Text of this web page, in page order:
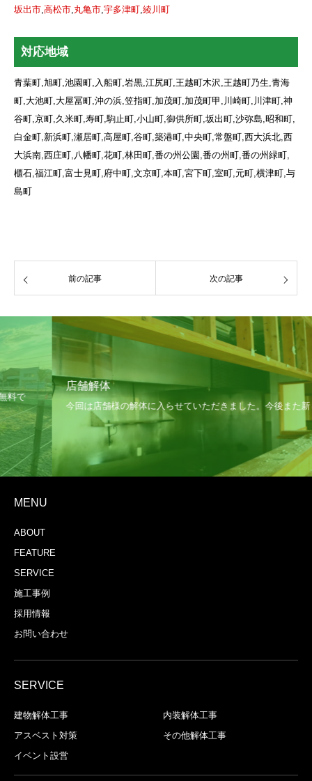
坂出市,高松市,丸亀市,宇多津町,綾川町
対応地域
青葉町,旭町,池園町,入船町,岩黒,江尻町,王越町木沢,王越町乃生,青海
町,大池町,大屋冨町,沖の浜,笠指町,加茂町,加茂町甲,川崎町,川津町,神
谷町,京町,久米町,寿町,駒止町,小山町,御供所町,坂出町,沙弥島,昭和町,
白金町,新浜町,瀬居町,高屋町,谷町,築港町,中央町,常盤町,西大浜北,西
大浜南,西庄町,八幡町,花町,林田町,番の州公園,番の州町,番の州緑町,
櫃石,福江町,富士見町,府中町,文京町,本町,宮下町,室町,元町,横津町,与
島町
前の記事 次の記事
店舗解体
MENU
ABOUT
FEATURE
SERVICE
施工事例
採用情報
お問い合わせ
SERVICE
建物解体⼯事
内装解体⼯事
アスベスト対策
その他解体工事
イベント設営